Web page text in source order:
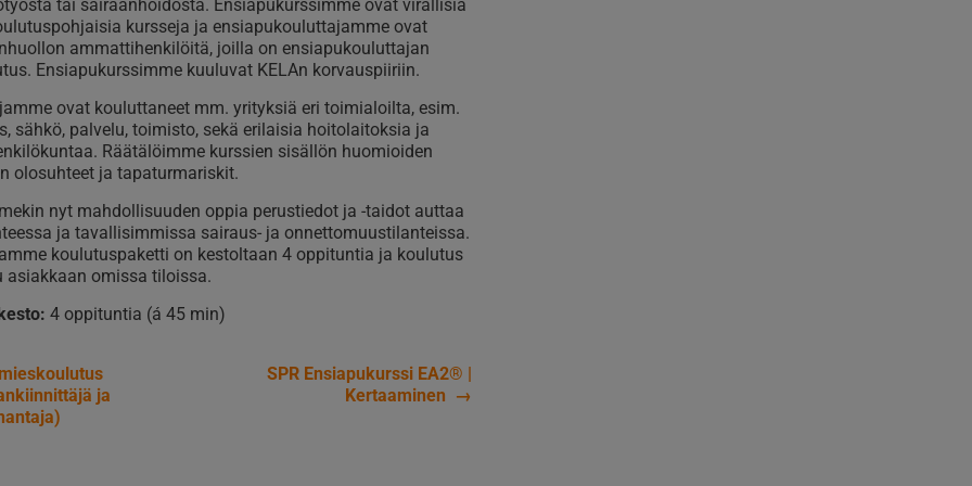
tai sairaanhoidosta. Ensiapukurssimme ovat virallisia
kursseja ja ensiapukouluttajamme ovat
ammattihenkilöitä, joilla on ensiapukouluttajan
Ensiapukurssimme kuuluvat KELAn korvauspiiriin.
ovat kouluttaneet mm. yrityksiä eri toimialoilta, esim.
sähkö, palvelu, toimisto, sekä erilaisia hoitolaitoksia ja
Räätälöimme kurssien sisällön huomioiden
olosuhteet ja tapaturmariskit.
nyt mahdollisuuden oppia perustiedot ja -taidot auttaa
ja tavallisimmissa sairaus- ja onnettomuustilanteissa.
koulutuspaketti on kestoltaan 4 oppituntia ja koulutus
asiakkaan omissa tiloissa.
4 oppituntia (á 45 min)
ja
SPR Ensiapukurssi EA2® |
Kertaaminen →